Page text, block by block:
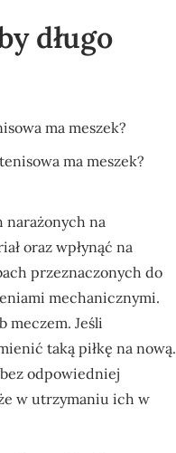
długo
ma meszek?
narażonych na
oraz wpłynąć na
przeznaczonych do
mechanicznymi.
meczem. Jeśli
taką piłkę na nową.
odpowiedniej
w utrzymaniu ich w